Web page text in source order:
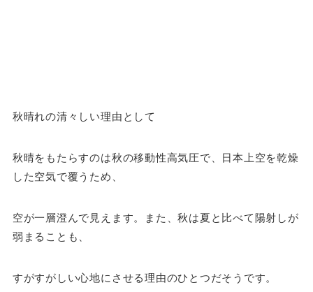
秋晴れの清々しい理由として
秋晴をもたらすのは秋の移動性高気圧で、日本上空を乾燥
した空気で覆うため、
空が一層澄んで見えます。また、秋は夏と比べて陽射しが
弱まることも、
すがすがしい心地にさせる理由のひとつだそうです。